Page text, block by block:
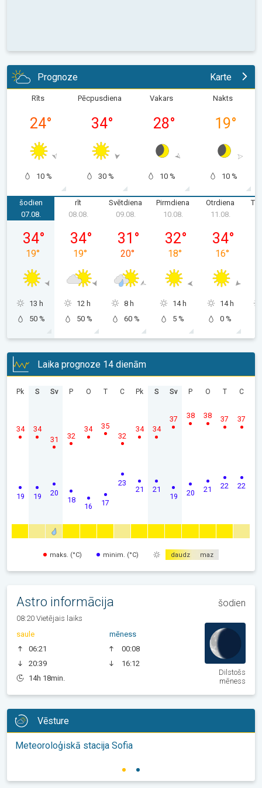
Prognoze Karte
Rīts
24°
10 %
Pēcpusdiena
34°
30 %
Vakars
28°
10 %
Nakts
19°
10 %
šodien
piektdiena, 07.08.
07.08.
34°
19°
13 h
50 %
rīt
08.08.
34°
19°
12 h
50 %
Svētdiena
09.08.
31 °
20°
8 h
60 %
Pirmdiena
10.08.
32°
18°
14 h
5 %
Otrdiena
11.08.
34°
16°
14 h
0 %
Laika prognoze 14 dienām
Pk
19
34
S
19
34
Sv
20
31
P
18
32
O
16
34
T
17
35
C
23
32
Pk
21
34
S
21
34
Sv
19
37
P
20
38
O
21
38
T
22
37
C
22
37
maks. (°C) minim. (°C) daudz maz
Astro informācija šodien
08:20 Vietējais laiks
saule
06:21
20:39
14h 18min.
mēness
00:08
16:12
Dilstošs
mēness
Vēsture
Meteoroloģiskā stacija Sofia